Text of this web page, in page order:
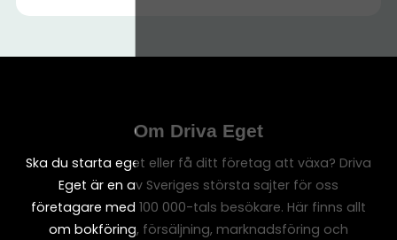
Om Driva Eget
Ska du starta eget eller få ditt företag att växa? Driva
Eget är en av Sveriges största sajter för oss
företagare med 100 000-tals besökare. Här finns allt
om bokföring, försäljning, marknadsföring och